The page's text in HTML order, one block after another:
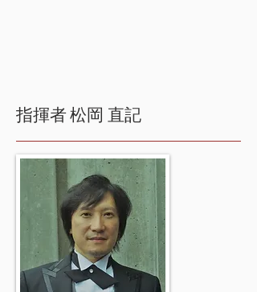
指揮者松岡 直記